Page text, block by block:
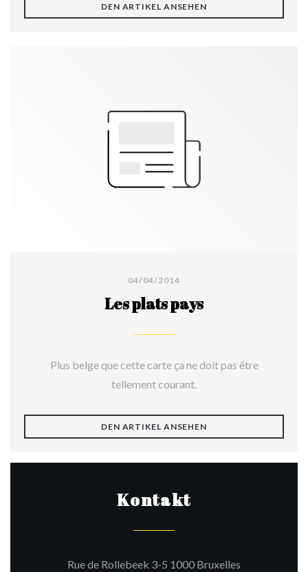
DEN ARTIKEL ANSEHEN
04/04/2014
Les plats pays
Plus belge que cette carte ça ne doit pas être
tellement courant.
DEN ARTIKEL ANSEHEN
Kontakt
Rue de Rollebeek 3-5 1000 Bruxelles